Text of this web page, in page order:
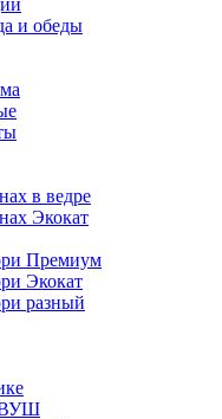
и обеды
в ведре
Экокат
Премиум
Экокат
разный